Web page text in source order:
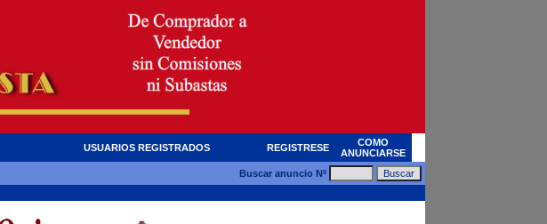
USUARIOS REGISTRADOS REGISTRESE
COMO
ANUNCIARSE
Buscar anuncio Nº